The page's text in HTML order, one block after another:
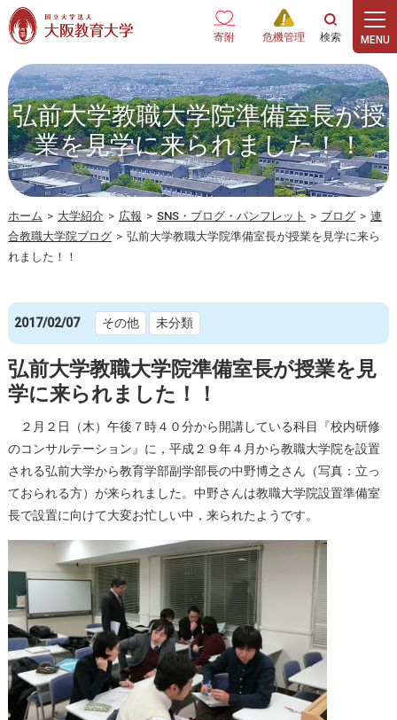
本文へ
寄附 危機管理
弘前大学教職大学院準備室長が授
業を見学に来られました！！
ホーム > 大学紹介 > 広報 > SNS・ブログ・パンフレット > ブログ > 連
合教職大学院ブログ > 弘前大学教職大学院準備室長が授業を見学に来ら
れました！！
2017/02/07 その他 未分類
弘前大学教職大学院準備室長が授業を見
学に来られました！！
２月２日（木）午後７時４０分から開講している科目『校内研修
のコンサルテーション』に，平成２９年４月から教職大学院を設置
される弘前大学から教育学部副学部長の中野博之さん（写真：立っ
ておられる方）が来られました。中野さんは教職大学院設置準備室
長で設置に向けて大変お忙しい中，来られたようです。